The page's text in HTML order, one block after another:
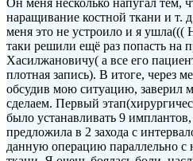
Он меня несколько напугал тем,
наращивание костной ткани и т.
меня это не устроило и я ушла(((
таки решили ещё раз попасть на
Хасилжановичу( а все его
плотная запись). В итоге, через
обсудив мою ситуацию, заверил
сделаем. Первый
было устанавливать 9
предложила в 2 захода с
данную операцию параллельно с